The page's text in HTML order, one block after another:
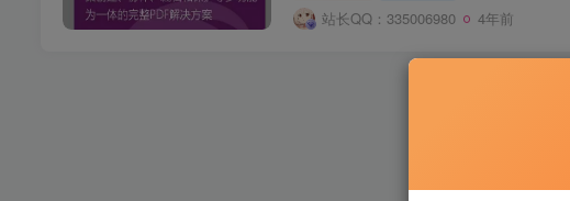
站长QQ：335006980 4年前